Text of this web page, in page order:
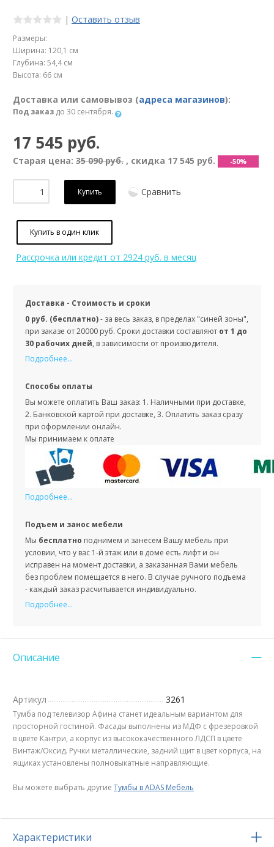
| Оставить отзыв
Размеры:
Ширина: 120,1 см
Глубина: 54,4 см
Высота: 66 см
Доставка или самовывоз (адреса магазинов):
Под заказ до 30 сентября.
17 545 руб.
Старая цена: 35 090 руб. , скидка 17 545 руб. -50%
Купить Сравнить
Купить в один клик
Рассрочка или кредит от 2924 руб. в месяц
Доставка - Стоимость и сроки
0 руб. (бесплатно)- за весь заказ, в пределах "синей зоны",
при заказе от 20000 руб. Сроки доставки составляют от 1 до
30 рабочих дней, в зависимости от производителя.
Подробнее...
Способы оплаты
Вы можете оплатить Ваш заказ: 1. Наличными при доставке,
2. Банковской картой при доставке, 3. Оплатить заказ сразу
при оформлении онлайн.
Мы принимаем к оплате
Подробнее...
Подъем и занос мебели
Мы бесплатно поднимем и занесем Вашу мебель при
условии, что у вас 1-й этаж или в доме есть лифт и он
исправен на момент доставки, а заказанная Вами мебель
без проблем помещается в него. В случае ручного подъема
- каждый заказ расчитывается индивидуально.
Подробнее...
Описание
Артикул 3261
Тумба под телевизор Афина станет идеальным вариантом для
просторной гостиной. Фасады выполнены из МДФ с фрезеровкой
в цвете Кантри, а корпус из высококачественного ЛДСП в цвете
Винтаж/Оксид. Ручки металлические, задний щит в цвет корпуса, на
ящиках установлены полновыкатные направляющие.
Вы можете выбрать другие Тумбы в ADAS Мебель
Характеристики